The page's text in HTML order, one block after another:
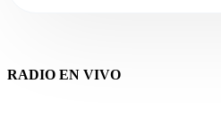
RADIO EN VIVO